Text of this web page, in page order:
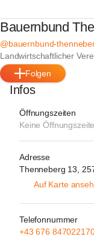
Bauernbund
@bauernbund-
Landwirtschaftlicher
Folgen
Infos
Öffnungszeiten
Keine
Adresse
Thenneberg 13,
Auf Karte
Telefonnummer
+43 676